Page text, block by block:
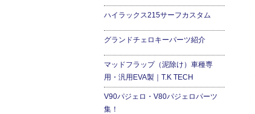
ハイラックス215サーフカスタム
グランドチェロキーパーツ紹介
マッドフラップ（泥除け）車種専
用・汎用EVA製｜T.K TECH
V90パジェロ・V80パジェロパーツ
集！